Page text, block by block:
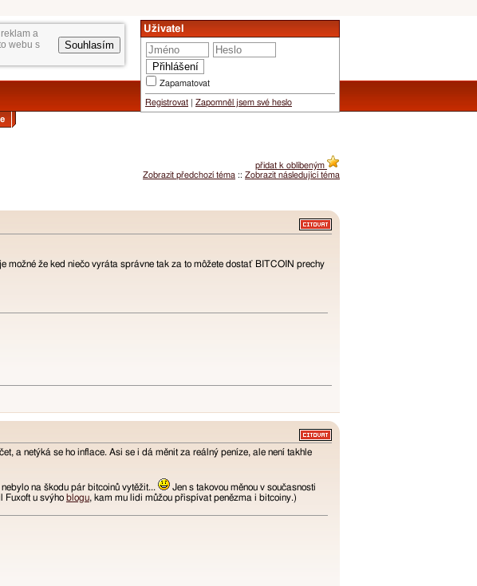
a
webu s
Souhlasím
Uživatel
Zapamatovat
Registrovat Zapomněl jsem své heslo
přidat k oblíbeným
Zobrazit předchozí téma :: Zobrazit následující téma
že ked niečo vyráta správne tak za to môžete dostať BITCOIN prechy
a netýká se ho inflace. Asi se i dá měnit za reálný peníze, ale není takhle
na škodu pár bitcoinů vytěžit...
Jen s takovou měnou v současnosti
Fuxoft u svýho blogu, kam mu lidi můžou přispívat penězma i bitcoiny.)